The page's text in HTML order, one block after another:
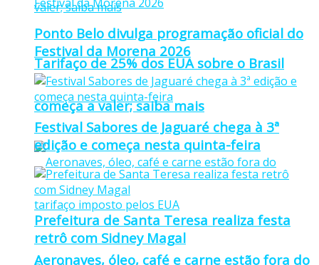
Tarifaço de 25% dos EUA sobre o Brasil
começa a valer; saiba mais
Aeronaves, óleo, café e carne estão fora do
Ponto Belo divulga programação oficial do
Festival da Morena 2026
Festival Sabores de Jaguaré chega à 3ª
edição e começa nesta quinta-feira
Prefeitura de Santa Teresa realiza festa
retrô com Sidney Magal